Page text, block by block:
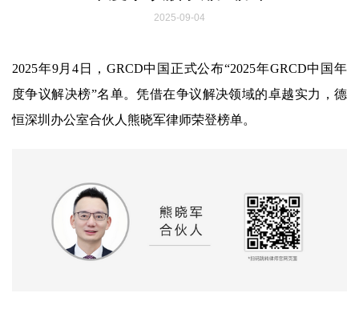
2025-09-04
2025年9月4日，GRCD中国正式公布“2025年GRCD中国年
度争议解决榜”名单。凭借在争议解决领域的卓越实力，德
恒深圳办公室合伙人熊晓军律师荣登榜单。